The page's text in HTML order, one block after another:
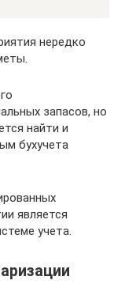
нередко
запасов, но
найти и
бухучета
является
учета.